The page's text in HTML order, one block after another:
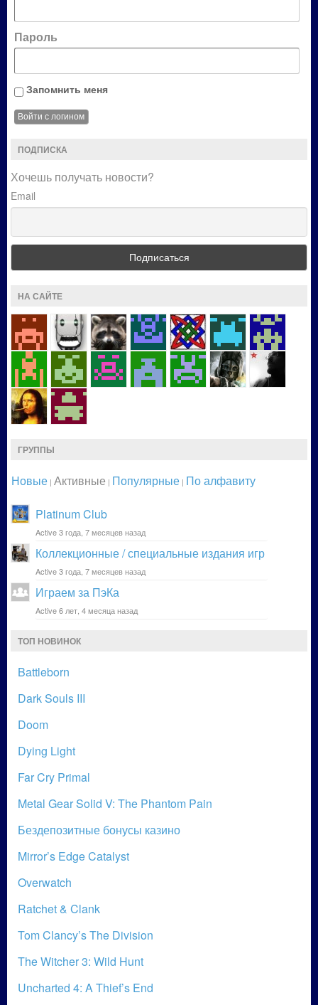
Пароль
Запомнить меня
ПОДПИСКА
Хочешь получать новости?
Email
НА САЙТЕ
ГРУППЫ
Новые | Активные | Популярные | По алфавиту
Platinum Club
Active 3 года, 7 месяцев назад
Коллекционные / специальные издания игр
Active 3 года, 7 месяцев назад
Играем за ПэКа
Active 6 лет, 4 месяца назад
ТОП НОВИНОК
Battleborn
Dark Souls III
Doom
Dying Light
Far Cry Primal
Metal Gear Solid V: The Phantom Pain
Бездепозитные бонусы казино
Mirror’s Edge Catalyst
Overwatch
Ratchet & Clank
Tom Clancy’s The Division
The Witcher 3: Wild Hunt
Uncharted 4: A Thief’s End